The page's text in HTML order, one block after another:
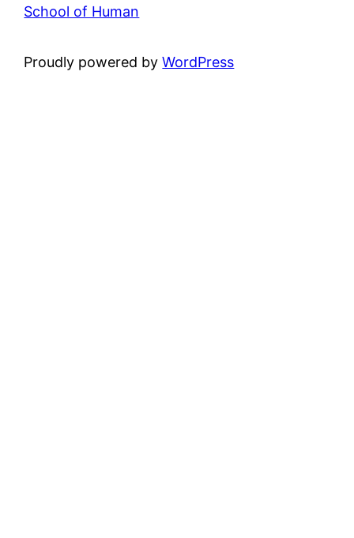
School of Human
Proudly powered byWordPress